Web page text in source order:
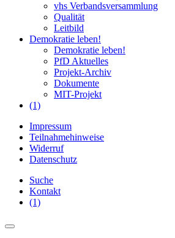
vhs Verbandsversammlung
Qualität
Leitbild
Demokratie leben!
Demokratie leben!
PfD Aktuelles
Projekt-Archiv
Dokumente
MIT-Projekt
(1)
Impressum
Teilnahmehinweise
Widerruf
Datenschutz
Suche
Kontakt
(1)